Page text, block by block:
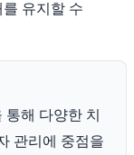
유지할 수
해 다양한 치
관리에 중점을